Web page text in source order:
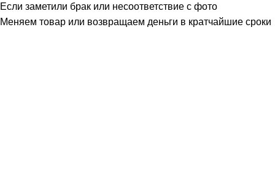
Если заметили брак или несоответствие с фото
Меняем товар или возвращаем деньги в кратчайшие сроки